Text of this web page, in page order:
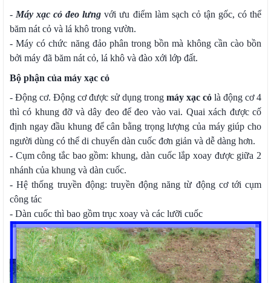
- Máy xạc cỏ đeo lưng với ưu điểm làm sạch cỏ tận gốc, có thể
băm nát cỏ và lá khô trong vườn.
- Máy có chức năng đảo phân trong bồn mà không cần cào bồn
bởi máy đã băm nát cỏ, lá khô và đào xới lớp đất.
Bộ phận của máy xạc cỏ
- Động cơ. Động cơ được sử dụng trong máy xạc cỏ là động cơ 4
thì có khung đỡ và dây đeo để đeo vào vai. Quai xách được cố
định ngay đầu khung để cân bằng trọng lượng của máy giúp cho
người dùng có thể di chuyển dàn cuốc đơn giản và dễ dàng hơn.
- Cụm công tắc bao gồm: khung, dàn cuốc lắp xoay được giữa 2
nhánh của khung và dàn cuốc.
- Hệ thống truyền động: truyền động năng từ động cơ tới cụm
công tác
- Dàn cuốc thì bao gồm trục xoay và các lưỡi cuốc